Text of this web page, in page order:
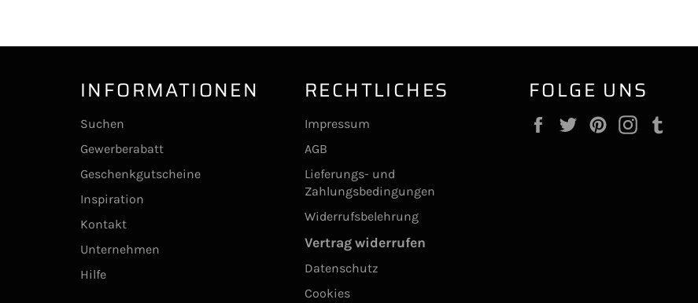
INFORMATIONEN
Suchen
Gewerberabatt
Geschenkgutscheine
Inspiration
Kontakt
Unternehmen
Hilfe
RECHTLICHES
Impressum
AGB
Lieferungs- und
Zahlungsbedingungen
Widerrufsbelehrung
Vertrag widerrufen
Datenschutz
Cookies
FOLGE UNS
FacebookTwitterPinterestInstagram